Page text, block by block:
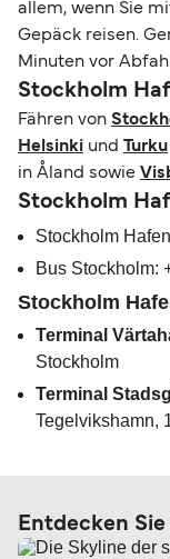
allem, wenn Sie
Gepäck reisen.
Minuten vor
Stockholm
Fähren von
Helsinki und Turku
in Åland sowie
Stockholm
Stockholm
Bus Stockholm:
Stockholm
Terminal
Stockholm
Terminal
Tegelvikshamn,
Entdecken